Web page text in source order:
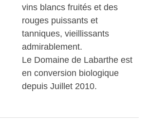
vins blancs fruités et des
rouges puissants et
tanniques, vieillissants
admirablement.
Le Domaine de Labarthe est
en conversion biologique
depuis Juillet 2010.